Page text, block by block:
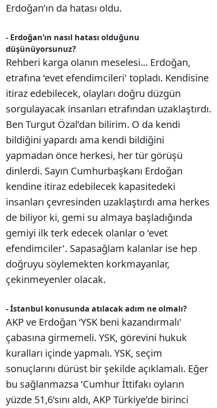
Erdoğan’ın da hatası oldu.
- Erdoğan’ın nasıl hatası olduğunu
düşünüyorsunuz?
Rehberi karga olanın meselesi... Erdoğan,
etrafına ‘evet efendimcileri' topladı. Kendisine
itiraz edebilecek, olayları doğru düzgün
sorgulayacak insanları etrafından uzaklaştırdı.
Ben Turgut Özal’dan bilirim. O da kendi
bildiğini yapardı ama kendi bildiğini
yapmadan önce herkesi, her tür görüşü
dinlerdi. Sayın Cumhurbaşkanı Erdoğan
kendine itiraz edebilecek kapasitedeki
insanları çevresinden uzaklaştırdı ama herkes
de biliyor ki, gemi su almaya başladığında
gemiyi ilk terk edecek olanlar o ‘evet
efendimciler'. Sapasağlam kalanlar ise hep
doğruyu söylemekten korkmayanlar,
çekinmeyenler olacak.
- İstanbul konusunda atılacak adım ne olmalı?
AKP ve Erdoğan ‘YSK beni kazandırmalı'
çabasına girmemeli. YSK, görevini hukuk
kuralları içinde yapmalı. YSK, seçim
sonuçlarını dürüst bir şekilde açıklamalı. Eğer
bu sağlanmazsa ‘Cumhur İttifakı oyların
yüzde 51,6’sını aldı, AKP Türkiye’de birinci